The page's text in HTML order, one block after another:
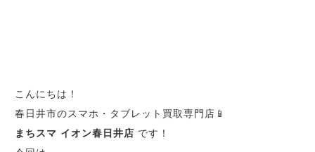
こんにちは！
春日井市のスマホ・タブレット買取専門店📱
まちスマ イオン春日井店 です！